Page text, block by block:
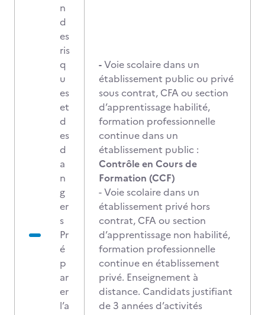
n
d
es
ris
q
u
es
et
d
es
d
a
n
g
er
s
Pr
é
p
ar
er
l’a
-Voie scolaire dans un
établissement public ou privé
sous contrat, CFA ou section
d’apprentissage habilité,
formation professionnelle
continue dans un
établissement public :
Contrôle en Cours de
Formation (CCF)
- Voie scolaire dans un
établissement privé hors
contrat, CFA ou section
d’apprentissage non habilité,
formation professionnelle
continue en établissement
privé. Enseignement à
distance. Candidats justifiant
de 3 années d’activités